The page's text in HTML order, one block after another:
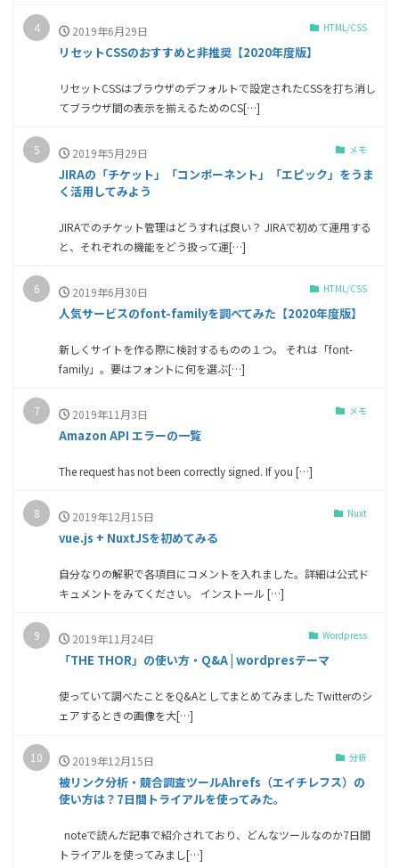
HTML/CSS
2019年6月29日
リセットCSSのおすすめと非推奨【2020年度版】
リセットCSSはブラウザのデフォルトで設定されたCSSを打ち消し
てブラウザ間の表示を揃えるためのCS[…]
メモ
2019年5月29日
JIRAの「チケット」「コンポーネント」「エピック」をうま
く活用してみよう
JIRAでのチケット管理はどうすれば良い？ JIRAで初めて運用する
と、それぞれの機能をどう扱って運[…]
HTML/CSS
2019年6月30日
人気サービスのfont-familyを調べてみた【2020年度版】
新しくサイトを作る際に検討するものの１つ。 それは「font-
family」。要はフォントに何を選ぶ[…]
メモ
2019年11月3日
Amazon API エラーの一覧
The request has not been correctly signed. If you […]
Nuxt
2019年12月15日
vue.js + NuxtJSを初めてみる
自分なりの解釈で各項目にコメントを入れました。詳細は公式ド
キュメントをみてください。 インストール […]
Wordpress
2019年11月24日
「THE THOR」の使い方・Q&A | wordpresテーマ
使っていて調べたことをQ&Aとしてまとめてみました Twitterのシ
ェアするときの画像を大[…]
分析
2019年12月15日
被リンク分析・競合調査ツールAhrefs（エイチレフス）の
使い方は？7日間トライアルを使ってみた。
noteで読んだ記事で紹介されており、どんなツールなのか7日間
トライアルを使ってみまし[…]